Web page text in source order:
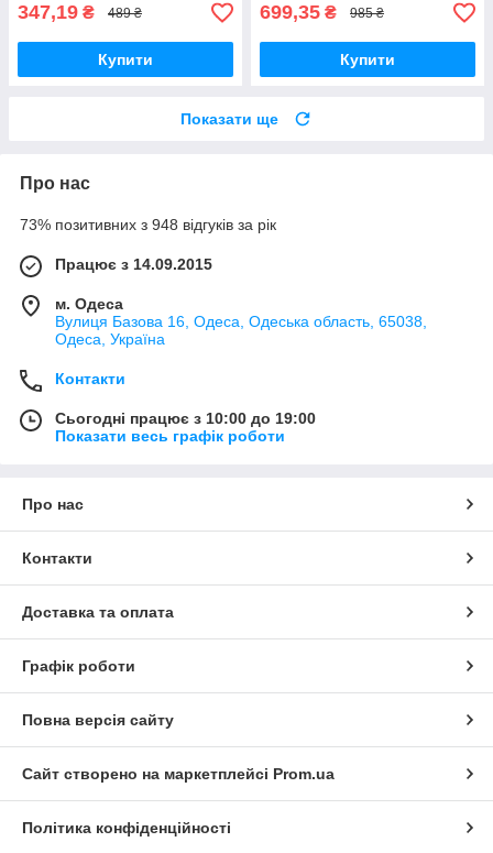
347,19 ₴ 489 ₴
Купити
699,35 ₴ 985 ₴
Купити
Показати ще
Про нас
73% позитивних з 948 відгуків за рік
Працює з 14.09.2015
м. Одеса
Вулиця Базова 16, Одеса, Одеська область, 65038,
Одеса, Україна
Контакти
Сьогодні працює з 10:00 до 19:00
Показати весь графік роботи
Про нас
Контакти
Доставка та оплата
Графік роботи
Повна версія сайту
Сайт створено на маркетплейсі Prom.ua
Політика конфіденційності